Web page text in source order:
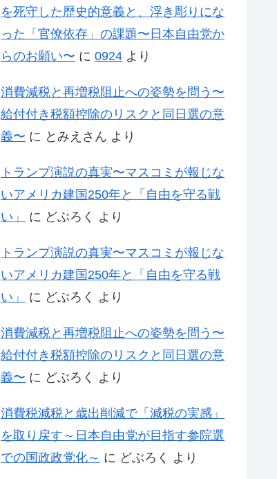
を死守した歴史的意義と、浮き彫りにな
った「官僚依存」の課題〜日本自由党か
らのお願い〜 に 0924 より
消費減税と再増税阻止への姿勢を問う〜
給付付き税額控除のリスクと同日選の意
義〜 に とみえさん より
トランプ演説の真実〜マスコミが報じな
いアメリカ建国250年と「自由を守る戦
い」
に どぶろく より
トランプ演説の真実〜マスコミが報じな
いアメリカ建国250年と「自由を守る戦
い」
に どぶろく より
消費減税と再増税阻止への姿勢を問う〜
給付付き税額控除のリスクと同日選の意
義〜 に どぶろく より
消費税減税と歳出削減で「減税の実感」
を取り戻す～日本自由党が目指す参院選
での国政政党化～ に どぶろく より